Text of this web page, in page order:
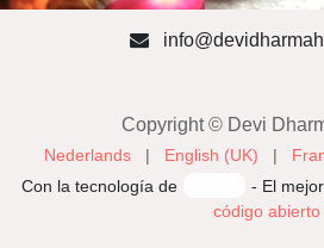
Copyright © Devi
Nederlands English (UK) |
Con la tecnología de
- El mejor
código abierto